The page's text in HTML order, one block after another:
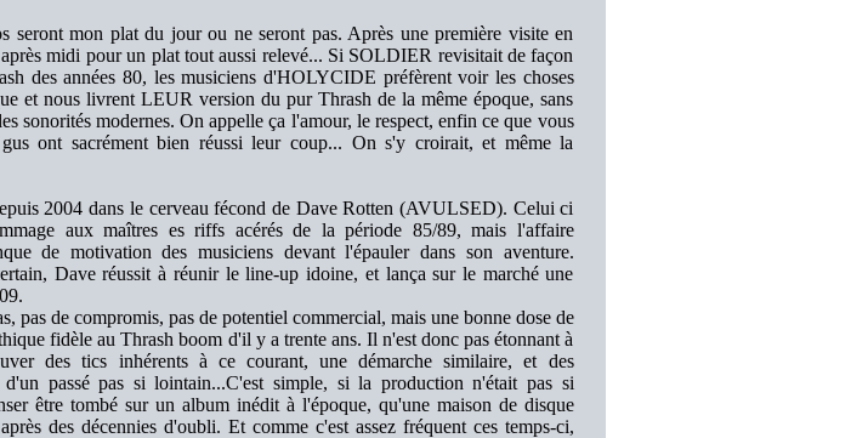
seront mon plat du jour ou ne seront pas. Après une première visite en
midi pour un plat tout aussi relevé... Si SOLDIER revisitait de façon
des années 80, les musiciens d'HOLYCIDE préfèrent voir les choses
et nous livrent LEUR version du pur Thrash de la même époque, sans
sonorités modernes. On appelle ça l'amour, le respect, enfin ce que vous
ont sacrément bien réussi leur coup... On s'y croirait, et même la
2004 dans le cerveau fécond de Dave Rotten (AVULSED). Celui ci
aux maîtres es riffs acérés de la période 85/89, mais l'affaire
de motivation des musiciens devant l'épauler dans son aventure.
Dave réussit à réunir le line-up idoine, et lança sur le marché une
pas de compromis, pas de potentiel commercial, mais une bonne dose de
fidèle au Thrash boom d'il y a trente ans. Il n'est donc pas étonnant à
des tics inhérents à ce courant, une démarche similaire, et des
d'un passé pas si lointain...C'est simple, si la production n'était pas si
être tombé sur un album inédit à l'époque, qu'une maison de disque
des décennies d'oubli. Et comme c'est assez fréquent ces temps-ci,